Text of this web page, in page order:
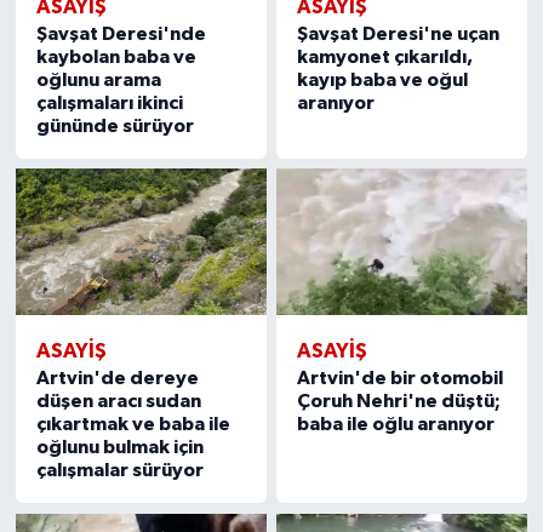
ASAYIŞ
Şavşat Deresi'nde
kaybolan baba ve
oğlunu arama
çalışmaları ikinci
gününde sürüyor
ASAYIŞ
Şavşat Deresi'ne uçan
kamyonet çıkarıldı,
kayıp baba ve oğul
aranıyor
ASAYIŞ
Artvin'de dereye
düşen aracı sudan
çıkartmak ve baba ile
oğlunu bulmak için
çalışmalar sürüyor
ASAYIŞ
Artvin'de bir otomobil
Çoruh Nehri'ne düştü;
baba ile oğlu aranıyor